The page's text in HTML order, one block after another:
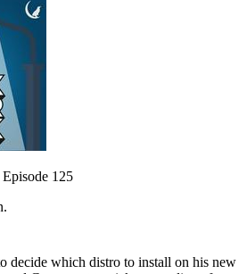
125
decide which distro to install on his new